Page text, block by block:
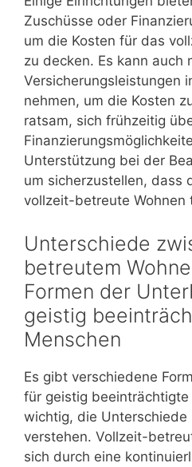
Zuschüsse oder
um die Kosten für das
zu decken. Es kann auch
Versicherungsleistungen
nehmen, um die Kosten
ratsam, sich frühzeitig
Unterstützung bei der
um sicherzustellen, dass
vollzeit-betreute Wohnen
Unterschiede
betreutem
Formen der
geistig
Menschen
Es gibt verschiedene
für geistig
wichtig, die Unterschiede
verstehen. Vollzeit-
sich durch eine